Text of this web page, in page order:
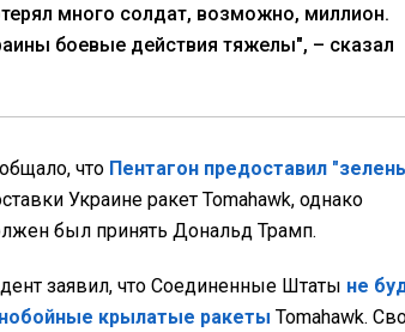
много солдат, возможно, миллион.
боевые действия тяжелы", – сказал
что Пентагон предоставил
Украине ракет Tomahawk, однако
был принять Дональд Трамп.
заявил, что Соединенные Штаты не
крылатые ракеты Tomahawk.